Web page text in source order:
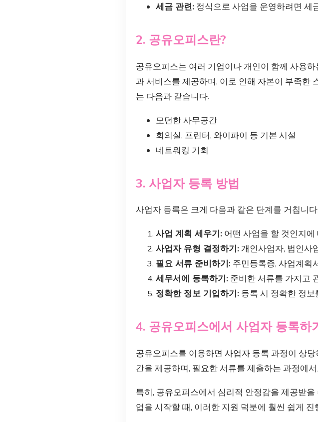
세금 관련: 정식으로 사업을 운영하려면 세
2. 공유오피스란?
공유오피스는 여러 기업이나 개인이 함께 사용
과 서비스를 제공하며, 이로 인해 자본이 부족한
는 다음과 같습니다.
모던한 사무공간
회의실, 프린터, 와이파이 등 기본 시설
네트워킹 기회
3. 사업자 등록 방법
사업자 등록은 크게 다음과 같은 단계를 거칩니다:
사업 계획 세우기: 어떤 사업을 할 것인지
사업자 유형 결정하기: 개인사업자, 법인사
필요 서류 준비하기: 주민등록증, 사업계획
세무서에 등록하기: 준비한 서류를 가지고
정확한 정보 기입하기: 등록 시 정확한 정
4. 공유오피스에서 사업자 등록하기
공유오피스를 이용하면 사업자 등록 과정이 상
간을 제공하며, 필요한 서류를 제출하는 과정에
특히, 공유오피스에서 심리적 안정감을 제공받
업을 시작할 때, 이러한 지원 덕분에 훨씬 쉽게 진